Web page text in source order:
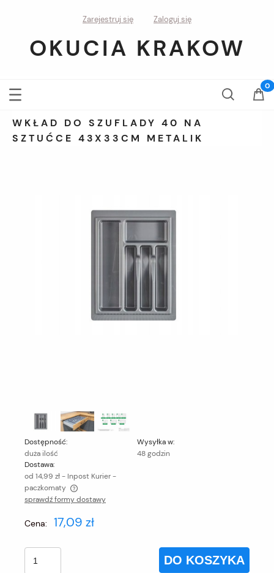
Zarejestruj się Zaloguj się
OKUCIA KRAKOW
WKŁAD DO SZUFLADY 40 NA
SZTUĆCE 43X33CM METALIK
Dostępność:
duża ilość
Wysyłka w:
48 godzin
Dostawa:
od 14,99 zł- Inpost Kurier -
paczkomaty
Cena nie zawiera ewentualnych kosztów płatności
sprawdź formy dostawy
Cena: 17,09 zł
DO KOSZYKA